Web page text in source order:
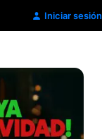
Iniciar sesión